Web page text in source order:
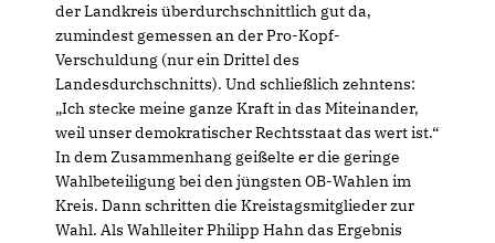
der Landkreis überdurchschnittlich gut da,
zumindest gemessen an der Pro-Kopf-
Verschuldung (nur ein Drittel des
Landesdurchschnitts). Und schließlich zehntens:
Ich stecke meine ganze Kraft in das Miteinander,
weil unser demokratischer Rechtsstaat das wert ist.“
In dem Zusammenhang geißelte er die geringe
Wahlbeteiligung bei den jüngsten OB-Wahlen im
Kreis. Dann schritten die Kreistagsmitglieder zur
Wahl. Als Wahlleiter Philipp Hahn das Ergebnis